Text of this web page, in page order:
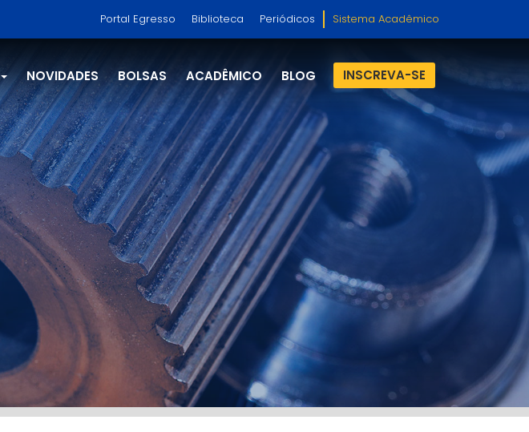
Portal Egresso Biblioteca Periódicos Sistema Acadêmico
NOVIDADES BOLSAS ACADÊMICO BLOG INSCREVA-SE